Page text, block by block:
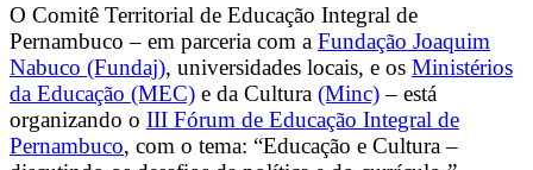
O Comitê Territorial de Educação Integral de
Pernambuco – em parceria com a Fundação Joaquim
Nabuco (Fundaj), universidades locais, e os Ministérios
da Educação (MEC) e da Cultura (Minc)– está
organizando o III Fórum de Educação Integral de
Pernambuco, com o tema: “Educação e Cultura –